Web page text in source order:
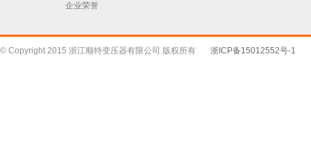
企业荣誉
© Copyright 2015 浙江顺特变压器有限公司 版权所有 浙ICP备15012552号-1